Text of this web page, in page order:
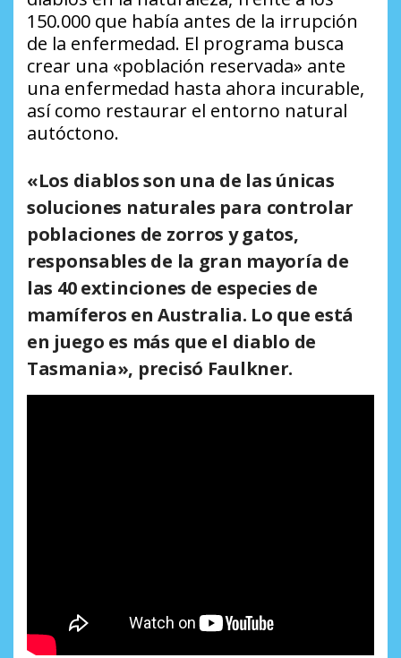
150.000 que había antes de la irrupción
de la enfermedad. El programa busca
crear una «población reservada» ante
una enfermedad hasta ahora incurable,
así como restaurar el entorno natural
autóctono.
«Los diablos son una de las únicas
soluciones naturales para controlar
poblaciones de zorros y gatos,
responsables de la gran mayoría de
las 40 extinciones de especies de
mamíferos en Australia. Lo que está
en juego es más que el diablo de
Tasmania», precisó Faulkner.